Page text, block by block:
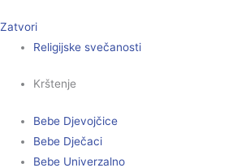
Zatvori
Religijske svečanosti
Krštenje
Bebe Djevojčice
Bebe Dječaci
Bebe Univerzalno